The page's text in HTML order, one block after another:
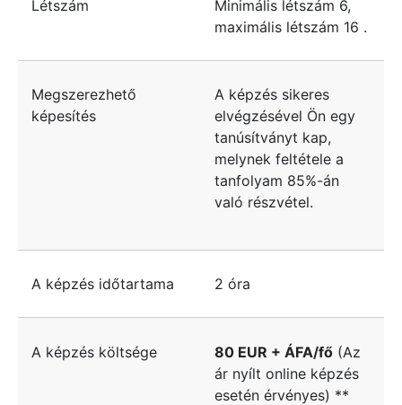
Létszám Minimális létszám 6,
maximális létszám 16 .
Megszerezhető
képesítés
A képzés sikeres
elvégzésével Ön egy
tanúsítványt kap,
melynek feltétele a
tanfolyam 85%-án
való részvétel.
A képzés időtartama 2 óra
A képzés költsége 80 EUR + ÁFA/fő (Az
ár nyílt online képzés
esetén érvényes) **